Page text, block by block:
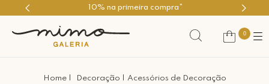
10% na primeira compra*
0
Decoração Acessórios de Decoração